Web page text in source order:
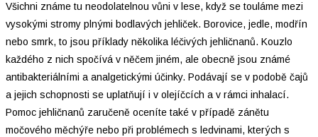
Všichni známe tu neodolatelnou vůni v lese, když se touláme mezi
vysokými stromy plnými bodlavých jehliček. Borovice, jedle, modřín
nebo smrk, to jsou příklady několika léčivých jehličnanů. Kouzlo
každého z nich spočívá v něčem jiném, ale obecně jsou známé
antibakteriálními a analgetickými účinky. Podávají se v podobě čajů
a jejich schopnosti se uplatňují i v olejíčcích a v rámci inhalací.
Pomoc jehličnanů zaručeně oceníte také v případě zánětu
močového měchýře nebo při problémech s ledvinami, kterých s